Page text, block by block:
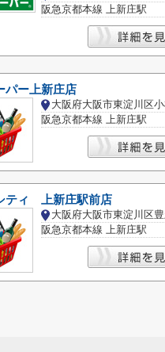
阪急京都本線 上新庄駅
パー上新庄店
阪急京都本線 上新庄駅
ティ 上新庄駅前店
阪急京都本線 上新庄駅